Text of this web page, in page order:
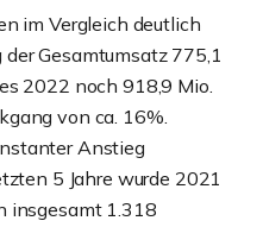
im Vergleich deutlich
Gesamtumsatz 775,1
2022 noch 918,9 Mio.
von ca. 16%.
Anstieg
5 Jahre wurde 2021
insgesamt 1.318